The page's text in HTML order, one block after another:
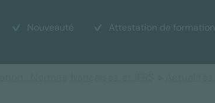
Nouveauté Attestation de formation